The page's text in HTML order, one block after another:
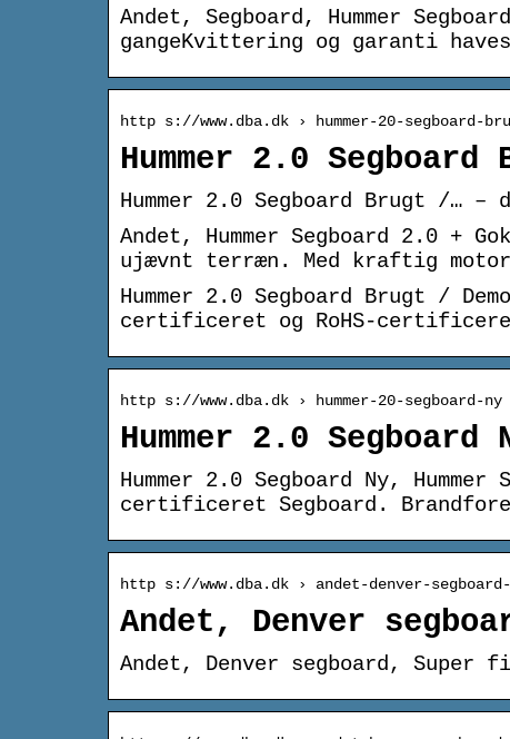
Andet, Segboard, Hummer
gangeKvittering og garanti
http s://www.dba.dk › hummer-20-segboard-
Hummer 2.0
Hummer 2.0 Segboard Brugt /…
Andet, Hummer Segboard 2.0 +
ujævnt terræn. Med kraftig
Hummer 2.0 Segboard Brugt /
certificeret og RoHS-
http s://www.dba.dk › hummer-20-segboard-ny
Hummer 2.0
Hummer 2.0 Segboard Ny,
certificeret Segboard.
http s://www.dba.dk › andet-denver-
Andet, Denver
Andet, Denver segboard, Super